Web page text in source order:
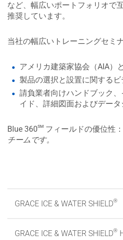
など、幅広いポートフォリオで
推奨しています。
当社の幅広いトレーニングセミ
アメリカ建築家協会（AIA）
製品の選択と設置に関するビ
請負業者向けハンドブック
イド、詳細図面およびデータ
Blue 360sm フィールドの優位性：
チームです。
GRACE ICE & WATER SHIELD®
GRACE ICE & WATER SHIELD®